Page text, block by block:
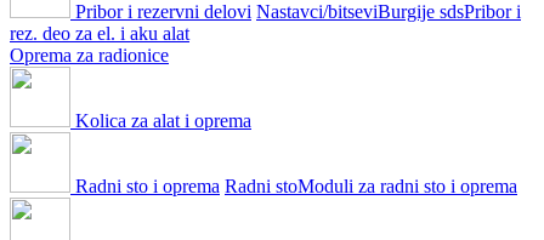
Pribor i rezervni delovi Nastavci/bitseviBurgije sdsPribor i
rez. deo za el. i aku alat
Oprema za radionice
Kolica za alat i oprema
Radni sto i oprema Radni stoModuli za radni sto i oprema